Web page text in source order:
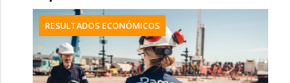
RESULTADOS ECONÓMICOS